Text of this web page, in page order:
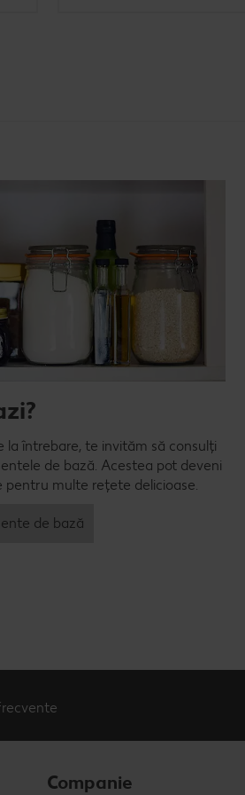
la întrebare, te invităm să consulți
de bază. Acestea pot deveni
pentru multe rețete delicioase.
de bază
Companie